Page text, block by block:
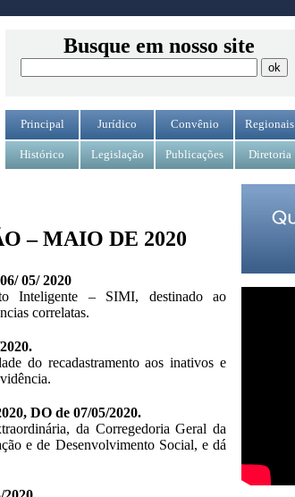
Busque em nosso site
Principal Jurídico Convênio Regionais
Histórico Legislação Publicações Diretoria
– MAIO DE 2020
05/ 2020
Inteligente – SIMI, destinado ao
correlatas.
do recadastramento aos inativos e
DO de 07/05/2020.
da Corregedoria Geral da
e de Desenvolvimento Social, e dá